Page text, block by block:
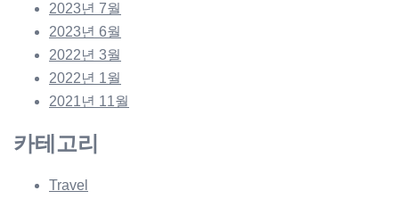
2023년 7월
2023년 6월
2022년 3월
2022년 1월
2021년 11월
카테고리
Travel